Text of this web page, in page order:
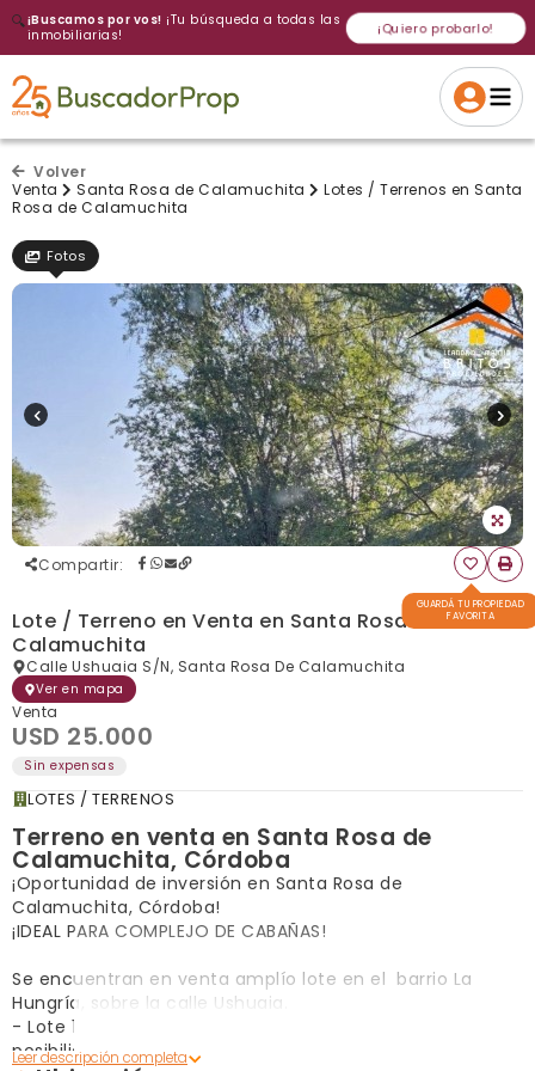
🔍¡Buscamos por vos! ¡Tu búsqueda a todas las
inmobiliarias!
¡Quiero probarlo!
Cancelar Si, eliminar
Gracias
Volver a intentar
Volver
Venta
Santa Rosa de Calamuchita
Lotes / Terrenos en Santa
Rosa de Calamuchita
Fotos
Compartir:
GUARDÁ TU PROPIEDAD
FAVORITA
Lote / Terreno en Venta en Santa Rosa de
Calamuchita
Calle Ushuaia S/N, Santa Rosa De Calamuchita
Ver en mapa
Venta
USD 25.000
Sin expensas
LOTES / TERRENOS
Terreno en venta en Santa Rosa de
Calamuchita, Córdoba
¡Oportunidad de inversión en Santa Rosa de
Calamuchita, Córdoba!
¡IDEAL PARA COMPLEJO DE CABAÑAS!
Se encuentran en venta amplío lote en el barrio La
Hungría, sobre la calle Ushuaia.
- Lote 103, Manzana 83: 822,7 m²
posibilidad de financiación.